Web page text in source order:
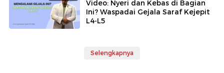
Video: Nyeri dan Kebas di Bagian
Ini? Waspadai Gejala Saraf Kejepit
L4-L5
Selengkapnya